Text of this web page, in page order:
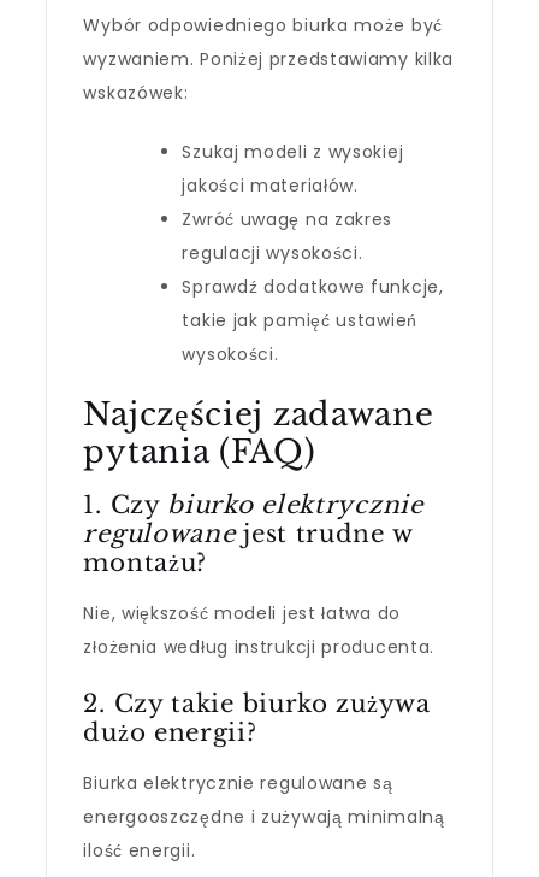
Wybór odpowiedniego biurka może być
wyzwaniem. Poniżej przedstawiamy kilka
wskazówek:
Szukaj modeli z wysokiej
jakości materiałów.
Zwróć uwagę na zakres
regulacji wysokości.
Sprawdź dodatkowe funkcje,
takie jak pamięć ustawień
wysokości.
Najczęściej zadawane
pytania (FAQ)
1. Czy biurko elektrycznie
regulowanejest trudne w
montażu?
Nie, większość modeli jest łatwa do
złożenia według instrukcji producenta.
2. Czy takie biurko zużywa
dużo energii?
Biurka elektrycznie regulowane są
energooszczędne i zużywają minimalną
ilość energii.